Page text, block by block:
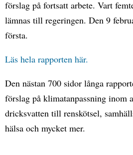
förslag på fortsatt arbete. Vart
lämnas till regeringen. Den 9
första.
Läs hela rapporten här.
Den nästan 700 sidor långa
förslag på klimatanpassning inom
dricksvatten till renskötsel,
hälsa och mycket mer.